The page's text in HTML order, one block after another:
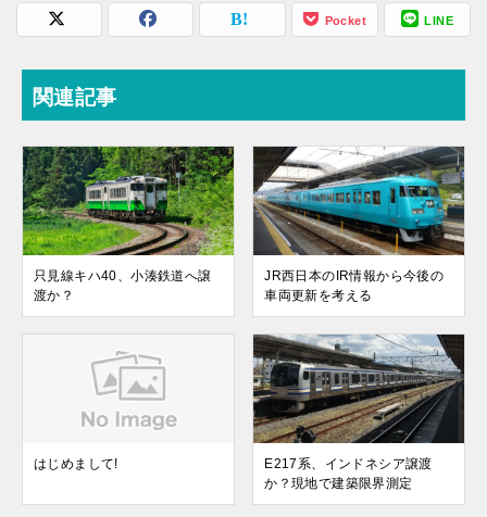
Pocket LINE
関連記事
只見線キハ40、小湊鉄道へ譲
渡か？
JR西日本のIR情報から今後の
車両更新を考える
はじめまして!
E217系、インドネシア譲渡
か？現地で建築限界測定